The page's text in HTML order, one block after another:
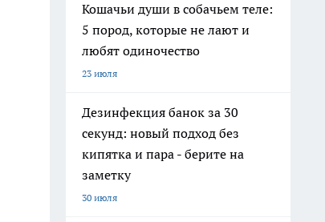
Кошачьи души в собачьем теле:
5 пород, которые не лают и
любят одиночество
23 июля
Дезинфекция банок за 30
секунд: новый подход без
кипятка и пара - берите на
заметку
30 июля